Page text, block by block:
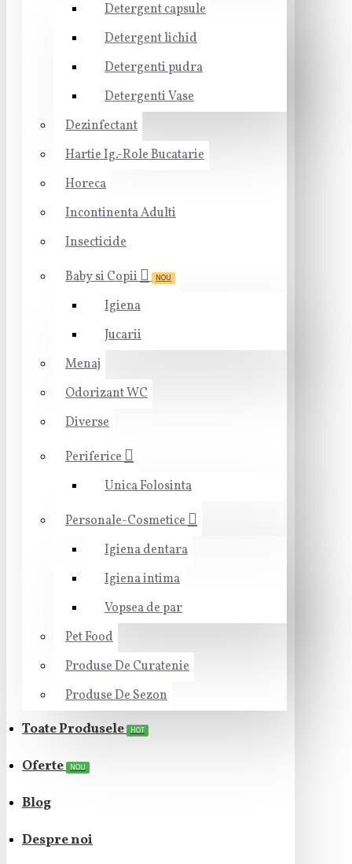
Detergent capsule
Detergent lichid
Detergenti pudra
Detergenti Vase
Dezinfectant
Hartie Ig.-Role Bucatarie
Horeca
Incontinenta Adulti
Insecticide
Baby si Copii
NOU
Igiena
Jucarii
Menaj
Odorizant WC
Diverse
Periferice
Unica Folosinta
Personale-Cosmetice
Igiena dentara
Igiena intima
Vopsea de par
Pet Food
Produse De Curatenie
Produse De Sezon
Toate Produsele HOT
Oferte NOU
Blog
Despre noi